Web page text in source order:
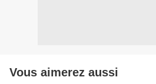
Vous aimerez aussi